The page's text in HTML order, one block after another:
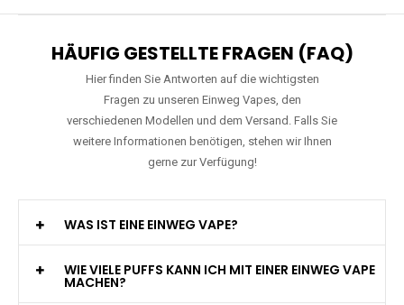
HÄUFIG GESTELLTE FRAGEN (FAQ)
Hier finden Sie Antworten auf die wichtigsten
Fragen zu unseren Einweg Vapes, den
verschiedenen Modellen und dem Versand. Falls Sie
weitere Informationen benötigen, stehen wir Ihnen
gerne zur Verfügung!
WAS IST EINE EINWEG VAPE?
WIE VIELE PUFFS KANN ICH MIT EINER EINWEG VAPE
MACHEN?